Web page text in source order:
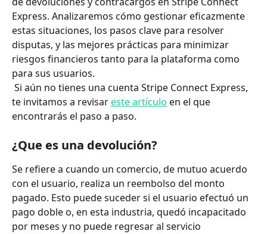
Express. Analizaremos cómo gestionar eficazmente
estas situaciones, los pasos clave para resolver
disputas, y las mejores prácticas para minimizar
riesgos financieros tanto para la plataforma como
para sus usuarios.
te invitamos a revisar este artículo en el que
encontrarás el paso a paso.
¿Que es una devolución?
Se refiere a cuando un comercio, de mutuo acuerdo
con el usuario, realiza un reembolso del monto
pagado. Esto puede suceder si el usuario efectuó un
pago doble o, en esta industria, quedó incapacitado
por meses y no puede regresar al servicio